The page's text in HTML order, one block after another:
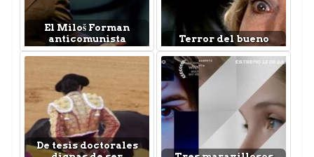
El Miloš Forman
anticomunista
Terror del bueno
De tesis doctorales